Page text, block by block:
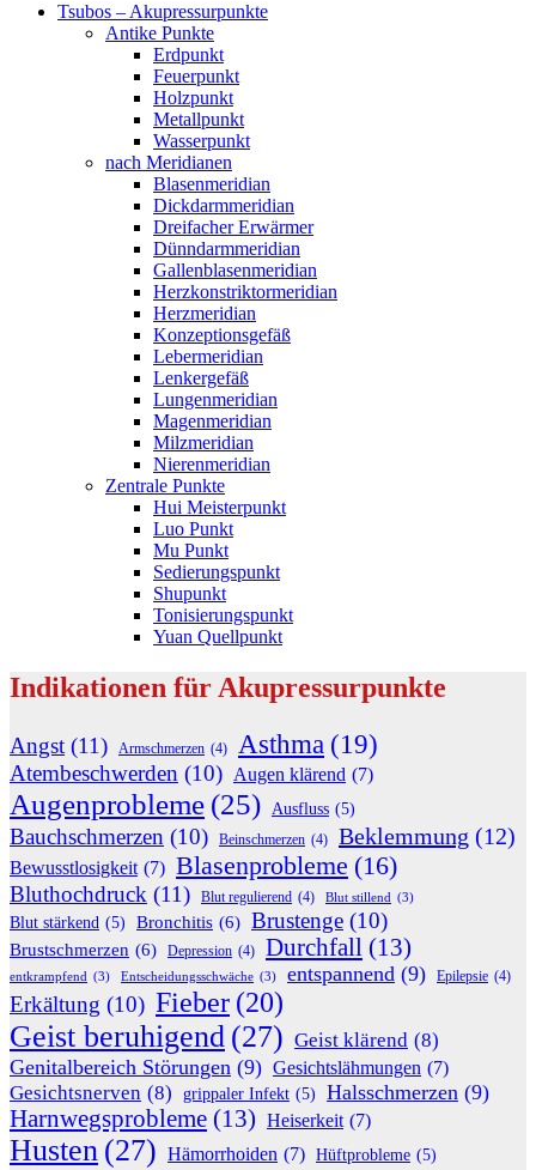
Tsubos – Akupressurpunkte
Antike Punkte
Erdpunkt
Feuerpunkt
Holzpunkt
Metallpunkt
Wasserpunkt
nach Meridianen
Blasenmeridian
Dickdarmmeridian
Dreifacher Erwärmer
Dünndarmmeridian
Gallenblasenmeridian
Herzkonstriktormeridian
Herzmeridian
Konzeptionsgefäß
Lebermeridian
Lenkergefäß
Lungenmeridian
Magenmeridian
Milzmeridian
Nierenmeridian
Zentrale Punkte
Hui Meisterpunkt
Luo Punkt
Mu Punkt
Sedierungspunkt
Shupunkt
Tonisierungspunkt
Yuan Quellpunkt
Indikationen für Akupressurpunkte
Angst (11) Armschmerzen (4) Asthma (19)
Atembeschwerden (10) Augen klärend (7)
Augenprobleme (25) Ausfluss (5)
Bauchschmerzen (10) Beinschmerzen (4) Beklemmung (12)
Bewusstlosigkeit (7) Blasenprobleme (16)
Bluthochdruck (11) Blut regulierend (4) Blut stillend (3)
Blut stärkend (5) Bronchitis (6) Brustenge (10)
Brustschmerzen (6) Depression (4) Durchfall (13)
entkrampfend (3) Entscheidungsschwäche (3) entspannend (9) Epilepsie (4)
Erkältung (10) Fieber (20)
Geist beruhigend (27) Geist klärend (8)
Genitalbereich Störungen (9) Gesichtslähmungen (7)
Gesichtsnerven (8) grippaler Infekt (5) Halsschmerzen (9)
Harnwegsprobleme (13) Heiserkeit (7)
Husten (27) Hämorrhoiden (7) Hüftprobleme (5)